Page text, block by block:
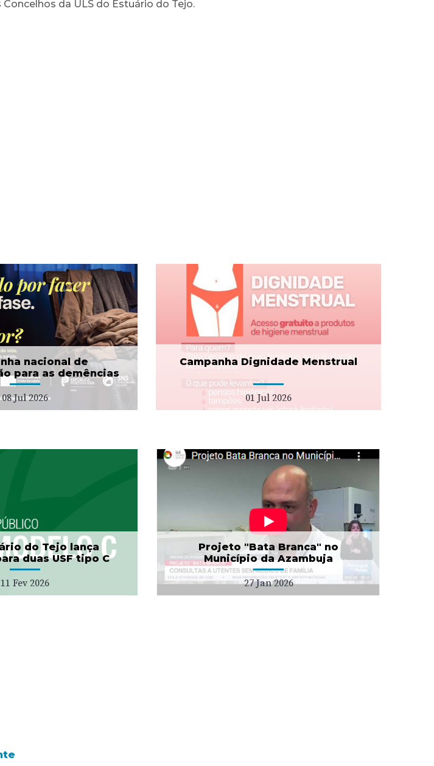
da ULS do Estuário do Tejo.
nacional de
para as demências
08 Jul 2026
Campanha Dignidade Menstrual
01 Jul 2026
Dignidade
Menstrual
01 Jul 2026
do Tejo lança
duas USF tipo C
11 Fev 2026
Projeto "Bata Branca" no
Município da Azambuja
27 Jan 2026
"Bata Branca" no
27 Jan 2026